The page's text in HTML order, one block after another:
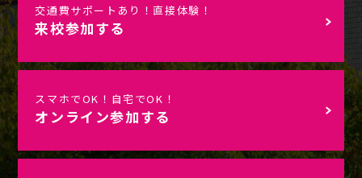
交通費サポートあり！直接体験！
来校参加する
スマホでOK！自宅でOK！
オンライン参加する